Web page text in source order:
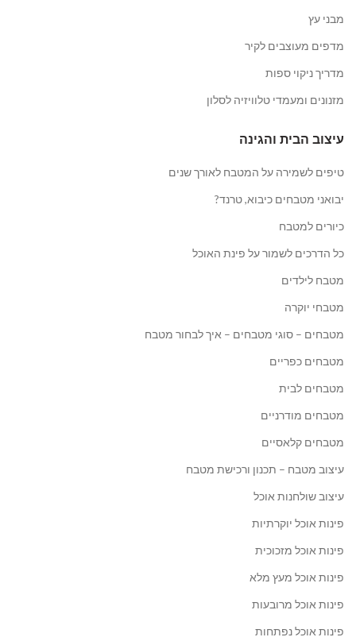
מבני עץ
מדפים מעוצבים לקיר
מדריך ניקוי ספות
מזנונים ומעמדי טלוויזיה לסלון
עיצוב הבית והגינה
טיפים לשמירה על המטבח לאורך שנים
יבואני מטבחים כיבוא, טרנד?
כיורים למטבח
כל הדרכים לשמור על פינת האוכל
מטבח לילדים
מטבחי יוקרה
מטבחים – סוגי מטבחים – איך לבחור מטבח
מטבחים כפריים
מטבחים לבית
מטבחים מודרניים
מטבחים קלאסיים
עיצוב מטבח – תכנון ורכישת מטבח
עיצוב שולחנות אוכל
פינות אוכל יוקרתיות
פינות אוכל מזכוכית
פינות אוכל מעץ מלא
פינות אוכל מרובעות
פינות אוכל נפתחות